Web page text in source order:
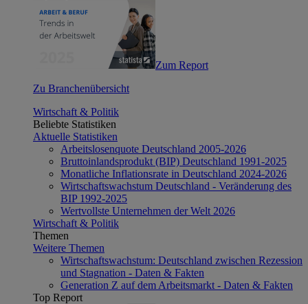
Zum Report
Zu Branchenübersicht
Wirtschaft & Politik
Beliebte Statistiken
Aktuelle Statistiken
Arbeitslosenquote Deutschland 2005-2026
Bruttoinlandsprodukt (BIP) Deutschland 1991-2025
Monatliche Inflationsrate in Deutschland 2024-2026
Wirtschaftswachstum Deutschland - Veränderung des
BIP 1992-2025
Wertvollste Unternehmen der Welt 2026
Wirtschaft & Politik
Themen
Weitere Themen
Wirtschaftswachstum: Deutschland zwischen Rezession
und Stagnation - Daten & Fakten
Generation Z auf dem Arbeitsmarkt - Daten & Fakten
Top Report